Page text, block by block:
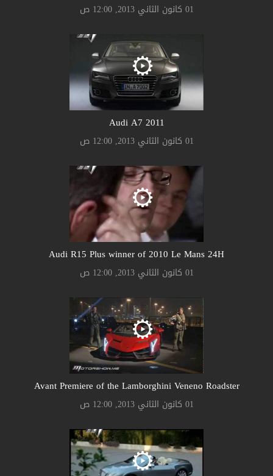
01 كانون الثاني 2013, 12:00 ص
Audi A7 2011
01 كانون الثاني 2013, 12:00 ص
Audi R15 Plus winner of 2010 Le Mans 24H
01 كانون الثاني 2013, 12:00 ص
Avant Premiere of the Lamborghini Veneno Roadster
01 كانون الثاني 2013, 12:00 ص